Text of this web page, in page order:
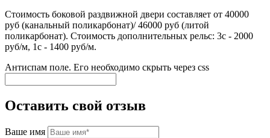
Стоимость боковой раздвижной двери составляет от 40000
руб (канальный поликарбонат)/ 46000 руб (литой
поликарбонат). Стоимость дополнительных рельс: 3с - 2000
руб/м, 1с - 1400 руб/м.
Антиспам поле. Его необходимо скрыть через css
Оставить свой отзыв
Ваше имя